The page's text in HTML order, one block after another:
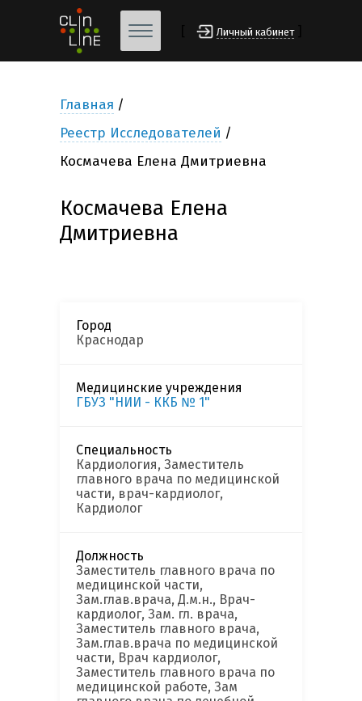
Личный кабинет
Главная
Реестр Исследователей
Космачева Елена Дмитриевна
Космачева Елена
Дмитриевна
Город
Краснодар
Медицинские учреждения
ГБУЗ "НИИ - ККБ № 1"
Специальность
Кардиология, Заместитель
главного врача по медицинской
части, врач-кардиолог,
Кардиолог
Должность
Заместитель главного врача по
медицинской части,
Зам.глав.врача, Д.м.н., Врач-
кардиолог, Зам. гл. врача,
Заместитель главного врача,
Зам.глав.врача по медицинской
части, Врач кардиолог,
Заместитель главного врача по
медицинской работе, Зам